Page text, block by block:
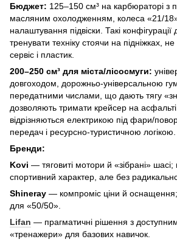
Бюджет: 125–150 см³ на карбюраторі з
масляним охолодженням, колеса «21/
налаштування підвіски. Такі
тренувати техніку стоячи на підніжках,
сервіс і пластик.
200–250 см³ для міста/лісосмуги:
довгоходом, дорожньо-універсальною
передатними числами, що дають тягу
дозволяють тримати крейсер на
відрізняються електрикою під фари/
передач і ресурсно-туристичною логікою.
Бренди:
Kovi — тяговиті мотори й «зібрані» шасі;
спортивний характер, але без
Shineray — компроміс ціни й оснащення;
для «50/50».
Lifan — прагматичні рішення з
«тренажери» для базових навичок.